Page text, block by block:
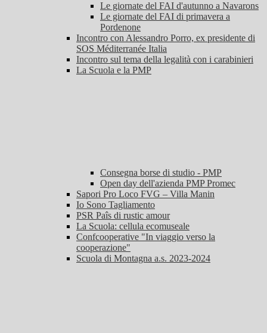
Le giornate del FAI d'autunno a Navarons
Le giornate del FAI di primavera a
Pordenone
Incontro con Alessandro Porro, ex presidente di
SOS Méditerranée Italia
Incontro sul tema della legalità con i carabinieri
La Scuola e la PMP
Consegna borse di studio - PMP
Open day dell'azienda PMP Promec
Sapori Pro Loco FVG – Villa Manin
Io Sono Tagliamento
PSR Paîs di rustic amour
La Scuola: cellula ecomuseale
Confcooperative "In viaggio verso la
cooperazione"
Scuola di Montagna a.s. 2023-2024